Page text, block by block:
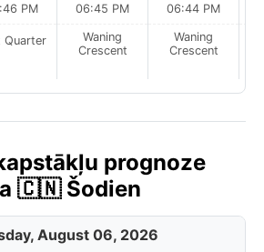
PM
Quarter
06:45 PM
Waning
Crescent
06:44 PM
Waning
Crescent
prognoze
🇨🇳 Šodien
August 06, 2026